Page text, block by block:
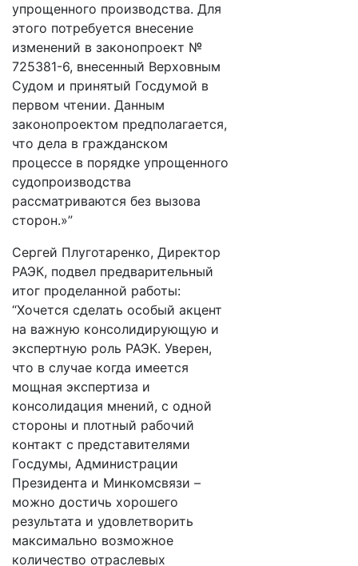
упрощенного производства. Для
этого потребуется внесение
изменений в законопроект №
725381-6, внесенный Верховным
Судом и принятый Госдумой в
первом чтении. Данным
законопроектом предполагается,
что дела в гражданском
процессе в порядке упрощенного
судопроизводства
рассматриваются без вызова
сторон.»”
Сергей Плуготаренко, Директор
РАЭК, подвел предварительный
итог проделанной работы:
“Хочется сделать особый акцент
на важную консолидирующую и
экспертную роль РАЭК. Уверен,
что в случае когда имеется
мощная экспертиза и
консолидация мнений, с одной
стороны и плотный рабочий
контакт с представителями
Госдумы, Администрации
Президента и Минкомсвязи –
можно достичь хорошего
результата и удовлетворить
максимально возможное
количество отраслевых